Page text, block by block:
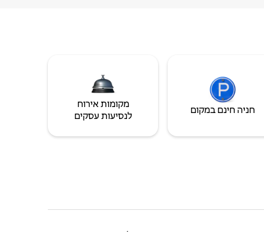
חניה חינם במקום
מקומות אירוח
לנסיעות עסקים